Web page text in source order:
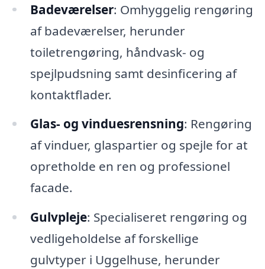
Badeværelser: Omhyggelig rengøring
af badeværelser, herunder
toiletrengøring, håndvask- og
spejlpudsning samt desinficering af
kontaktflader.
Glas- og vinduesrensning: Rengøring
af vinduer, glaspartier og spejle for at
opretholde en ren og professionel
facade.
Gulvpleje: Specialiseret rengøring og
vedligeholdelse af forskellige
gulvtyper i Uggelhuse, herunder